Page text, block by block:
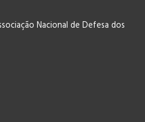
Nacional de Defesa dos